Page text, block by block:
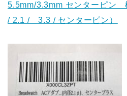
5.5mm/3.3mm センターピン
/ 2.1 / 3.3 / センターピン）